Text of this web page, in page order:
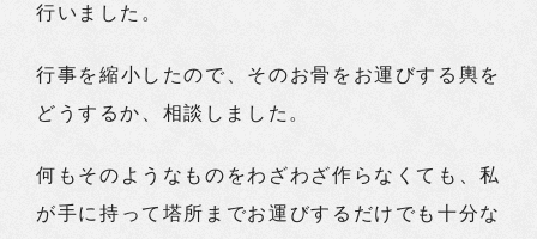
行いました。
行事を縮小したので、そのお骨をお運びする輿を
どうするか、相談しました。
何もそのようなものをわざわざ作らなくても、私
が手に持って塔所までお運びするだけでも十分な